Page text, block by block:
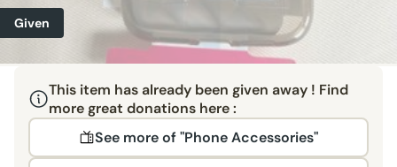
Given
This item has already been given away ! Find
more great donations here :
See more of "Phone Accessories"